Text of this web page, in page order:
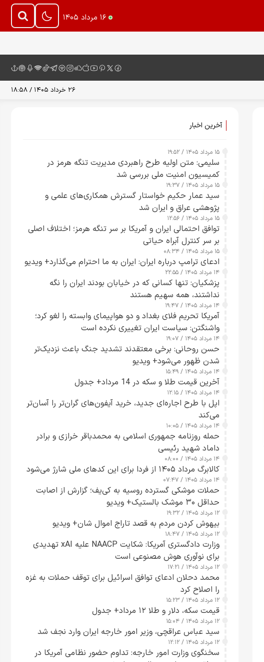
۱۶ مرداد ۱۴۰۵
۲۶ خرداد ۱۴۰۵ / ۱۸:۵۸
آخرین اخبار
۱۵ مرداد ۱۴۰۵ / ۱۹:۵۲
سلیمی: متن اولیه طرح راهبردی مدیریت تنگه هرمز در
کمیسیون امنیت ملی بررسی شد
۱۵ مرداد ۱۴۰۵ / ۱۹:۳۷
سید عمار حکیم خواستار گسترش همکاری‌های علمی و
پژوهشی عراق و ایران شد
۱۵ مرداد ۱۴۰۵ / ۱۲:۵۶
توافق احتمالی ایران و آمریکا بر سر تنگه هرمز؛ اختلاف اصلی
بر سر کنترل آبراه حیاتی
۱۵ مرداد ۱۴۰۵ / ۰۸:۳۴
ادعای ترامپ درباره ایران: ایران به ما احترام می‌گذارد+ ویدیو
۱۴ مرداد ۱۴۰۵ / ۲۲:۵۵
پزشکیان: تنها کسانی که در خیابان بودند ایران را نگه
نداشتند، همه سهیم هستند
۱۴ مرداد ۱۴۰۵ / ۱۹:۴۷
آمریکا تحریم فلای بغداد و دو هواپیمای وابسته را لغو کرد؛
واشنگتن: سیاست ایران تغییری نکرده است
۱۴ مرداد ۱۴۰۵ / ۱۹:۰۷
حسن روحانی: برخی معتقدند تشدید جنگ باعث نزدیک‌تر
شدن ظهور می‌شود+ ویدیو
۱۴ مرداد ۱۴۰۵ / ۱۵:۴۹
آخرین قیمت طلا و سکه در 14 مرداد+ جدول
۱۴ مرداد ۱۴۰۵ / ۱۲:۱۵
اپل با طرح اجاره‌ای جدید، خرید آیفون‌های گران‌تر را آسان‌تر
می‌کند
۱۴ مرداد ۱۴۰۵ / ۱۰:۰۵
حمله روزنامه جمهوری اسلامی به محمدباقر خرازی و برادر
داماد شهید رئیسی
۱۴ مرداد ۱۴۰۵ / ۰۸:۰۰
کالابرگ مرداد ۱۴۰۵ از فردا برای این کدهای ملی شارژ می‌شود
۱۴ مرداد ۱۴۰۵ / ۰۷:۴۷
حملات موشکی گسترده روسیه به کی‌یف؛ گزارش از اصابت
حداقل ۳۰ موشک بالستیک+ ویدیو
۱۲ مرداد ۱۴۰۵ / ۱۹:۳۲
بیهوش کردن مردم به قصد تاراج اموال شان+ ویدیو
۱۲ مرداد ۱۴۰۵ / ۱۸:۴۷
وزارت دادگستری آمریکا: شکایت NAACP علیه xAI تهدیدی
برای نوآوری هوش مصنوعی است
۱۲ مرداد ۱۴۰۵ / ۱۷:۲۱
محمد دحلان ادعای توافق اسرائیل برای توقف حملات به غزه
را اصلاح کرد
۱۲ مرداد ۱۴۰۵ / ۱۵:۲۳
قیمت سکه، دلار و طلا ۱۲ مرداد+ جدول
۱۲ مرداد ۱۴۰۵ / ۱۵:۰۴
سید عباس عراقچی، وزیر امور خارجه ایران وارد نجف شد
۱۲ مرداد ۱۴۰۵ / ۱۲:۱۲
سخنگوی وزارت امور خارجه: تداوم حضور نظامی آمریکا در